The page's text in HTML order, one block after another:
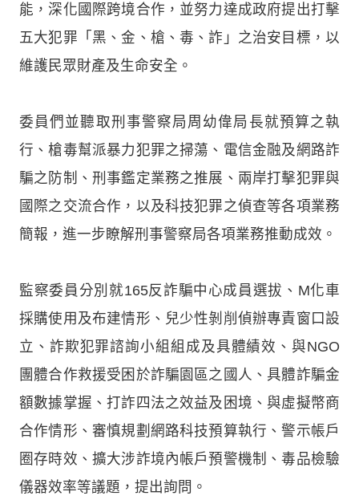
能，深化國際跨境合作，並努力達成政府提出打擊
五大犯罪「黑、金、槍、毒、詐」之治安目標，以
維護民眾財產及生命安全。
委員們並聽取刑事警察局周幼偉局長就預算之執
行、槍毒幫派暴力犯罪之掃蕩、電信金融及網路詐
騙之防制、刑事鑑定業務之推展、兩岸打擊犯罪與
國際之交流合作，以及科技犯罪之偵查等各項業務
簡報，進一步瞭解刑事警察局各項業務推動成效。
監察委員分別就165反詐騙中心成員選拔、M化車
採購使用及布建情形、兒少性剝削偵辦專責窗口設
立、詐欺犯罪諮詢小組組成及具體績效、與NGO
團體合作救援受困於詐騙園區之國人、具體詐騙金
額數據掌握、打詐四法之效益及困境、與虛擬幣商
合作情形、審慎規劃網路科技預算執行、警示帳戶
圈存時效、擴大涉詐境內帳戶預警機制、毒品檢驗
儀器效率等議題，提出詢問。